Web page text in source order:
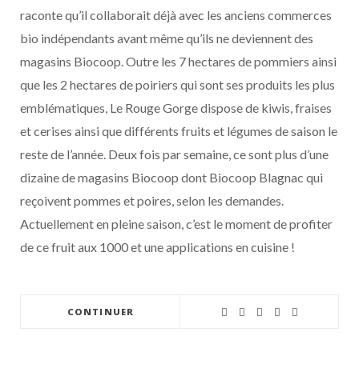
raconte qu’il collaborait déjà avec les anciens commerces
bio indépendants avant même qu’ils ne deviennent des
magasins Biocoop. Outre les 7 hectares de pommiers ainsi
que les 2 hectares de poiriers qui sont ses produits les plus
emblématiques, Le Rouge Gorge dispose de kiwis, fraises
et cerises ainsi que différents fruits et légumes de saison le
reste de l’année. Deux fois par semaine, ce sont plus d’une
dizaine de magasins Biocoop dont Biocoop Blagnac qui
reçoivent pommes et poires, selon les demandes.
Actuellement en pleine saison, c’est le moment de profiter
de ce fruit aux 1000 et une applications en cuisine !
CONTINUER